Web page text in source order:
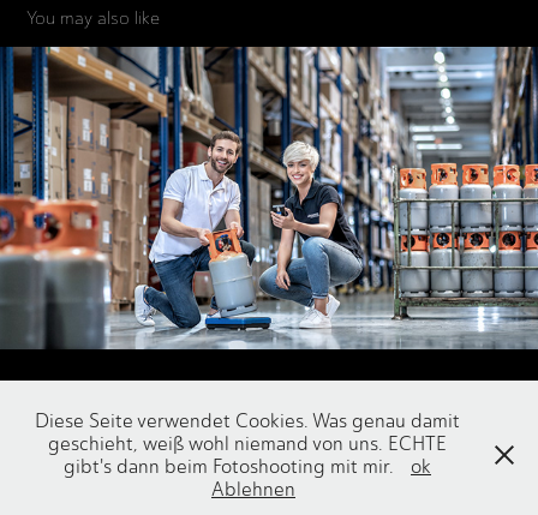
You may also like
INDUSTRIE
IMPRESSUM
Diese Seite verwendet Cookies. Was genau damit
geschieht, weiß wohl niemand von uns. ECHTE
gibt's dann beim Fotoshooting mit mir.
ok
Ablehnen